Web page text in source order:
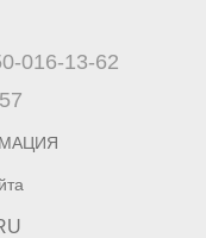
016-13-62